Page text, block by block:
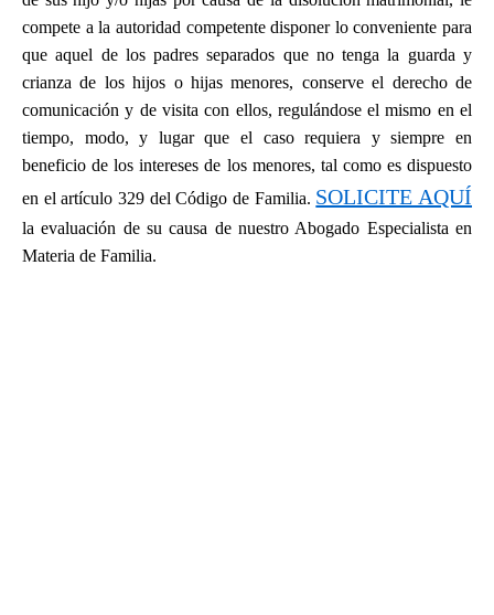
compete a la autoridad competente disponer lo conveniente para
que aquel de los padres separados que no tenga la guarda y
crianza de los hijos o hijas menores, conserve el derecho de
comunicación y de visita con ellos, regulándose el mismo en el
tiempo, modo, y lugar que el caso requiera y siempre en
beneficio de los intereses de los menores, tal como es dispuesto
en el artículo 329 del Código de Familia. SOLICITE AQUÍ
la evaluación de su causa de nuestro Abogado Especialista en
Materia de Familia.